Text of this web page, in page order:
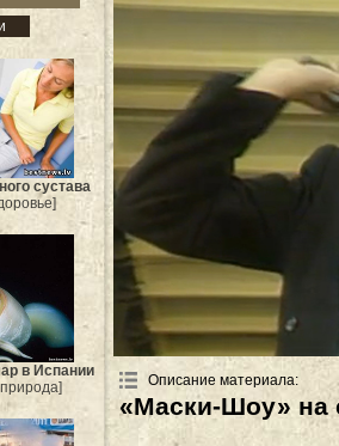
сустава
в Испании
Описание материала:
«Маски-Шоу» на